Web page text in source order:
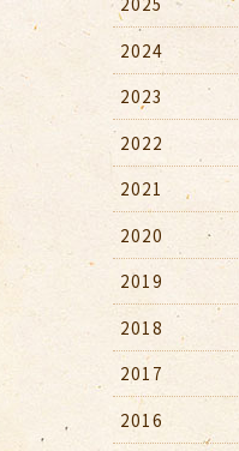
2024
2023
2022
2021
2020
2019
2018
2017
2016